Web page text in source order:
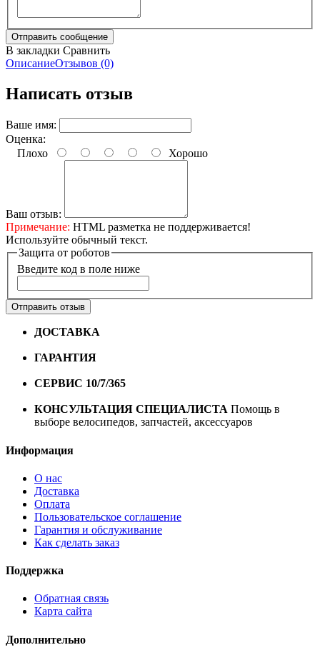
В закладки Сравнить
ОписаниеОтзывов (0)
Написать отзыв
Ваше имя:
Оценка:
Плохо
Хорошо
Ваш отзыв:
Примечание: HTML разметка не поддерживается!
Используйте обычный текст.
Защита от роботов
Введите код в поле ниже
Отправить отзыв
ДОСТАВКА
ГАРАНТИЯ
СЕРВИС 10/7/365
КОНСУЛЬТАЦИЯ СПЕЦИАЛИСТА Помощь в
выборе велосипедов, запчастей, аксессуаров
Информация
О нас
Доставка
Оплата
Пользовательское соглашение
Гарантия и обслуживание
Как сделать заказ
Поддержка
Обратная связь
Карта сайта
Дополнительно